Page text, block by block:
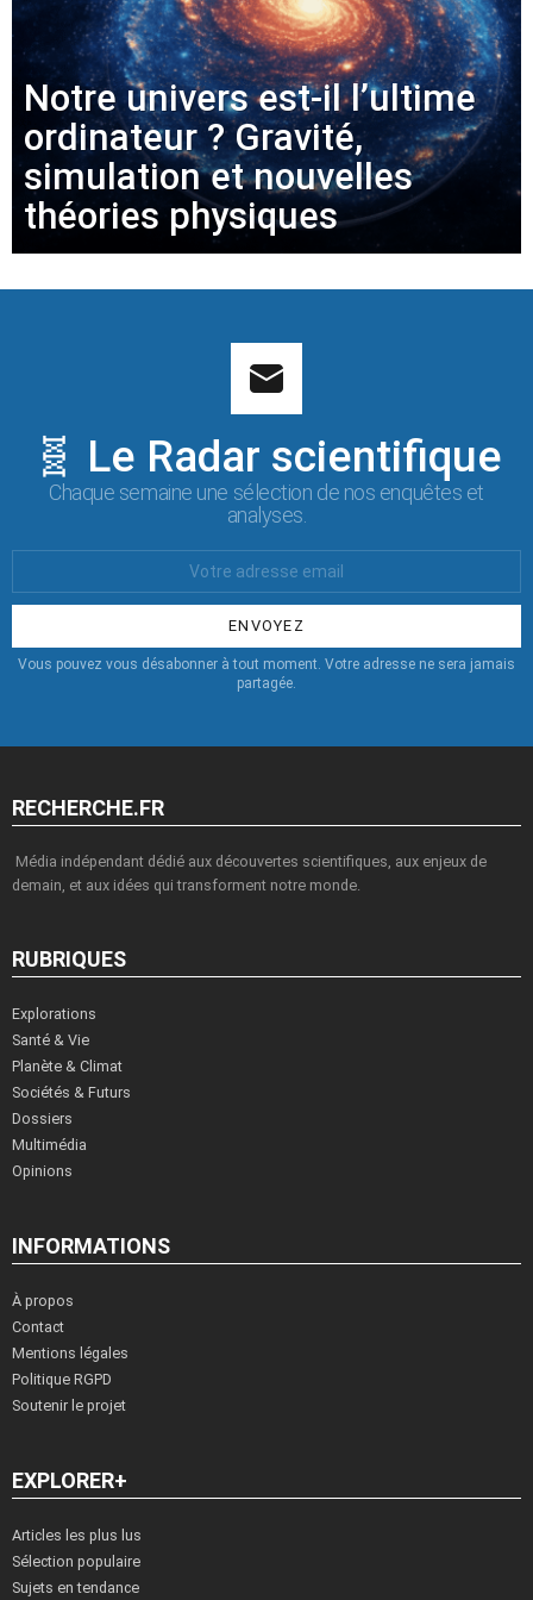
Notre univers est-il l’ultime
ordinateur ? Gravité,
simulation et nouvelles
théories physiques
🧬 Le Radar scientifique
Chaque semaine une sélection de nos enquêtes et
analyses.
:
Vous pouvez vous désabonner à tout moment. Votre adresse ne sera jamais
partagée.
RECHERCHE.FR
Média indépendant dédié aux découvertes scientifiques, aux enjeux de
demain, et aux idées qui transforment notre monde.
RUBRIQUES
Explorations
Santé & Vie
Planète & Climat
Sociétés & Futurs
Dossiers
Multimédia
Opinions
INFORMATIONS
À propos
Contact
Mentions légales
Politique RGPD
Soutenir le projet
EXPLORER+
Articles les plus lus
Sélection populaire
Sujets en tendance